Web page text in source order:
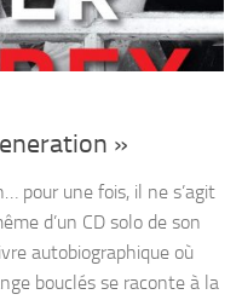
»
pour une fois, il ne s’agit
d’un CD solo de son
autobiographique où
bouclés se raconte à la